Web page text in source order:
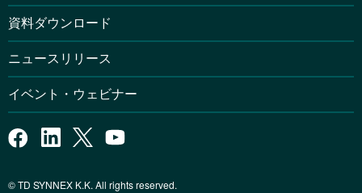
資料ダウンロード
ニュースリリース
イベント・ウェビナー
© TD SYNNEX K.K. All rights reserved.